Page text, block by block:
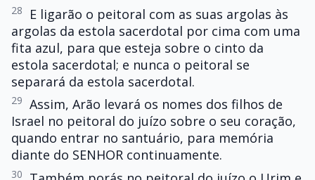
28
E ligarão o peitoral com as suas argolas às
argolas da estola sacerdotal por cima com uma
fita azul, para que esteja sobre o cinto da
estola sacerdotal; e nunca o peitoral se
separará da estola sacerdotal.
29 Assim, Arão levará os nomes dos filhos de
Israel no peitoral do juízo sobre o seu coração,
quando entrar no santuário, para memória
diante do SENHOR continuamente.
30